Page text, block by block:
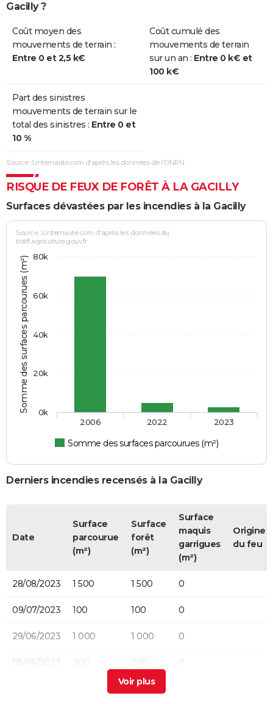
Gacilly ?
Coût moyen des
mouvements de terrain :
Entre 0 et 2,5 k€
Coût cumulé des
mouvements de terrain
sur un an : Entre 0 k€ et
100 k€
Part des sinistres
mouvements de terrain sur le
total des sinistres : Entre 0 et
10 %
Source : Linternaute.com d'après les données de l'ONRN
RISQUE DE FEUX DE FORÊT À LA GACILLY
Surfaces dévastées par les incendies à la Gacilly
Somme des surfaces parcourues (m²)
Source : Linternaute.com d'après les données du
bdiff.agriculture.gouv.fr
Somme des surfaces parcourues (m²)
2006 2022 2023
0k
20k
40k
60k
80k
Derniers incendies recensés à la Gacilly
Date
Surface
parcourue
(m²)
Surface
forêt
(m²)
Surface
maquis
garrigues
(m²)
Origine
du feu
28/08/2023 1 500 1 500 0
09/07/2023 100 100 0
29/06/2023 1 000 1 000 0
05/06/2023 200 200 0